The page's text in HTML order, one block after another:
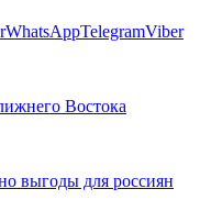
WhatsAppTelegramViber
Востока
выгоды для россиян